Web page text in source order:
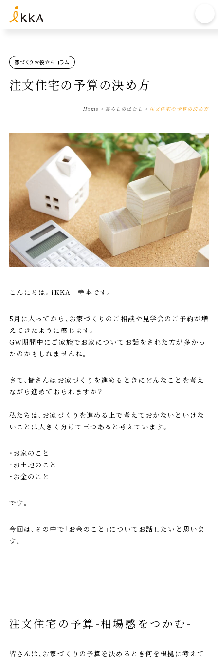
家づくりお役立ちコラム
注文住宅の予算の決め方
Home > 暮らしのはなし > 注文住宅の予算の決め方
こんにちは。iKKA 寺本です。
5月に入ってから、お家づくりのご相談や見学会のご予約が増
えてきたように感じます。
GW期間中にご家族でお家についてお話をされた方が多かっ
たのかもしれませんね。
さて、皆さんはお家づくりを進めるときにどんなことを考え
ながら進めておられますか？
私たちは、お家づくりを進める上で考えておかないといけな
いことは大きく分けて三つあると考えています。
・お家のこと
・お土地のこと
・お金のこと
です。
今回は、その中で「お金のこと」についてお話したいと思いま
す。
注文住宅の予算-相場感をつかむ-
皆さんは、お家づくりの予算を決めるとき何を根拠に考えて